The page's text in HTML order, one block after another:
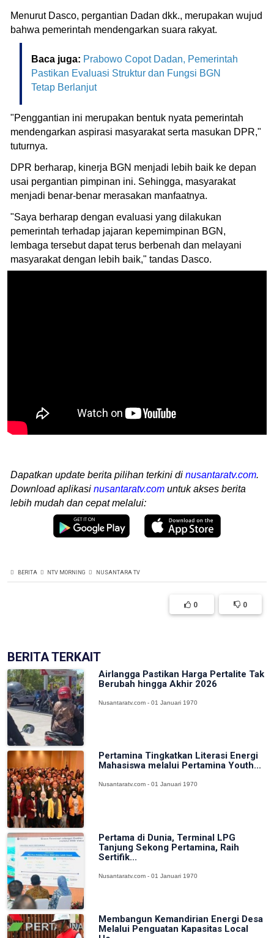
Menurut Dasco, pergantian Dadan dkk., merupakan wujud
bahwa pemerintah mendengarkan suara rakyat.
Baca juga: Prabowo Copot Dadan, Pemerintah
Pastikan Evaluasi Struktur dan Fungsi BGN
Tetap Berlanjut
"Penggantian ini merupakan bentuk nyata pemerintah
mendengarkan aspirasi masyarakat serta masukan DPR,"
tuturnya.
DPR berharap, kinerja BGN menjadi lebih baik ke depan
usai pergantian pimpinan ini. Sehingga, masyarakat
menjadi benar-benar merasakan manfaatnya.
"Saya berharap dengan evaluasi yang dilakukan
pemerintah terhadap jajaran kepemimpinan BGN,
lembaga tersebut dapat terus berbenah dan melayani
masyarakat dengan lebih baik," tandas Dasco.
Dapatkan update berita pilihan terkini di nusantaratv.com.
Download aplikasi nusantaratv.com untuk akses berita
lebih mudah dan cepat melalui:
BERITA NTV MORNING NUSANTARA TV
0 0
BERITA TERKAIT
Airlangga Pastikan Harga Pertalite Tak
Berubah hingga Akhir 2026
Nusantaratv.com - 01 Januari 1970
Pertamina Tingkatkan Literasi Energi
Mahasiswa melalui Pertamina Youth...
Nusantaratv.com - 01 Januari 1970
Pertama di Dunia, Terminal LPG
Tanjung Sekong Pertamina, Raih
Sertifik...
Nusantaratv.com - 01 Januari 1970
Membangun Kemandirian Energi Desa
Melalui Penguatan Kapasitas Local